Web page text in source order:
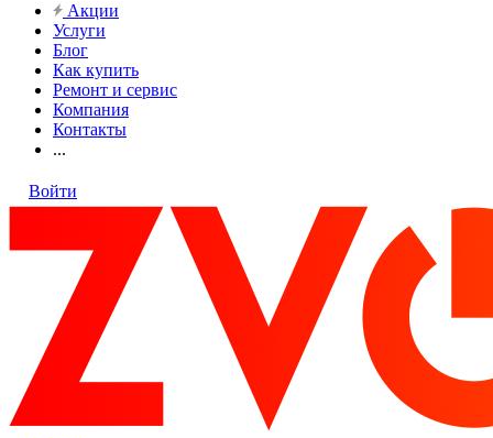
Акции
Услуги
Блог
Как купить
Ремонт и сервис
Компания
Контакты
...
Войти